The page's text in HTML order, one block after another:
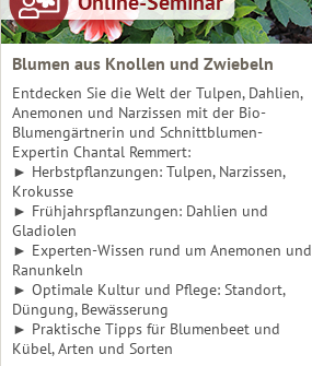
Blumen aus Knollen und Zwiebeln
Entdecken Sie die Welt der Tulpen, Dahlien,
Anemonen und Narzissen mit der Bio-
Blumengärtnerin und Schnittblumen-
Expertin Chantal Remmert:
► Herbstpflanzungen: Tulpen, Narzissen,
Krokusse
► Frühjahrspflanzungen: Dahlien und
Gladiolen
► Experten-Wissen rund um Anemonen und
Ranunkeln
► Optimale Kultur und Pflege: Standort,
Düngung, Bewässerung
► Praktische Tipps für Blumenbeet und
Kübel, Arten und Sorten